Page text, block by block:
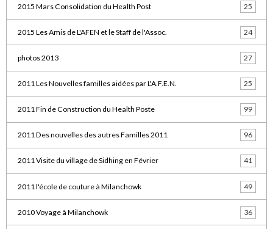
2015 Mars Consolidation du Health Post 25
2015 Les Amis de L'AFEN et le Staff de l'Assoc. 24
photos 2013 27
2011 Les Nouvelles familles aidées par L'A.F.E.N. 25
2011 Fin de Construction du Health Poste 99
2011 Des nouvelles des autres Familles 2011 96
2011 Visite du village de Sidhing en Février 41
2011 l'école de couture à Milanchowk 49
2010 Voyage à Milanchowk 36